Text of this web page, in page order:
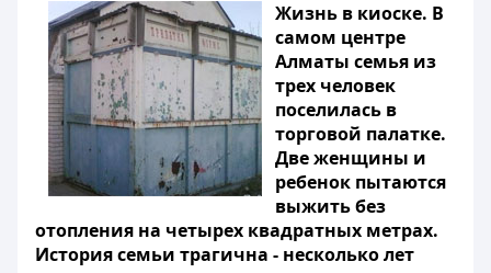
Жизнь в киоске. В
самом центре
Алматы семья из
трех человек
поселилась в
торговой палатке.
Две женщины и
ребенок пытаются
выжить без
отопления на четырех квадратных метрах.
История семьи трагична - несколько лет